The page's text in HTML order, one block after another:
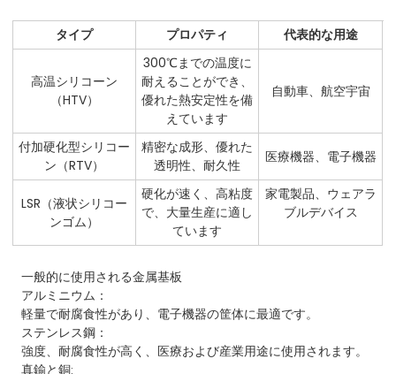
タイプ プロパティ 代表的な用途
高温シリコーン
（HTV）
300℃までの温度に
耐えることができ、
優れた熱安定性を備
えています
自動車、航空宇宙
付加硬化型シリコー
ン（RTV）
精密な成形、優れた
透明性、耐久性
医療機器、電子機器
LSR（液状シリコー
ンゴム）
硬化が速く、高粘度
で、大量生産に適し
ています
家電製品、ウェアラ
ブルデバイス
一般的に使用される金属基板
アルミニウム：
軽量で耐腐食性があり、電子機器の筐体に最適です。
ステンレス鋼：
強度、耐腐食性が高く、医療および産業用途に使用されます。
真鍮と銅: